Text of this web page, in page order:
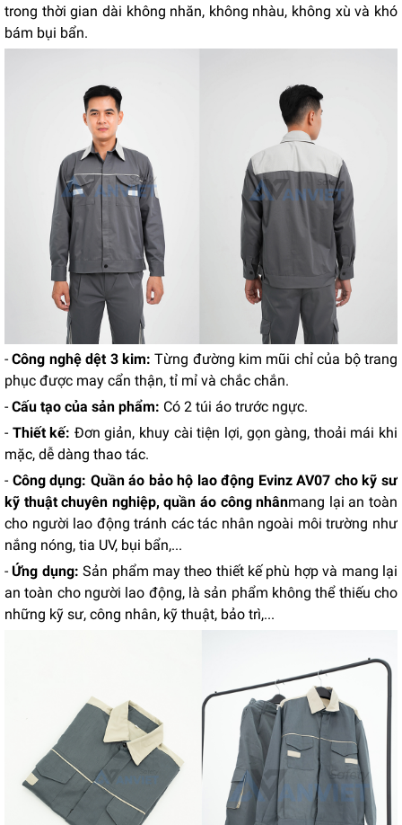
trong thời gian dài không nhăn, không nhàu, không xù và khó
bám bụi bẩn.
-Công nghệ dệt 3 kim: Từng đường kim mũi chỉ của bộ trang
phục được may cẩn thận, tỉ mỉ và chắc chắn.
- Cấu tạo của sản phẩm: Có 2 túi áo trước ngực.
- Thiết kế: Đơn giản, khuy cài tiện lợi, gọn gàng, thoải mái khi
mặc, dễ dàng thao tác.
- Công dụng: Quần áo bảo hộ lao động Evinz AV07 cho kỹ sư
kỹ thuật chuyên nghiệp, quần áo công nhânmang lại an toàn
cho người lao động tránh các tác nhân ngoài môi trường như
nắng nóng, tia UV, bụi bẩn,...
-Ứng dụng: Sản phẩm may theo thiết kế phù hợp và mang lại
an toàn cho người lao động, là sản phẩm không thể thiếu cho
những kỹ sư, công nhân, kỹ thuật, bảo trì,...